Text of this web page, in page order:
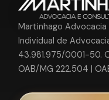
Martinhago
Individual de
43.981.975/0001-50.
OAB/MG 222.504 |